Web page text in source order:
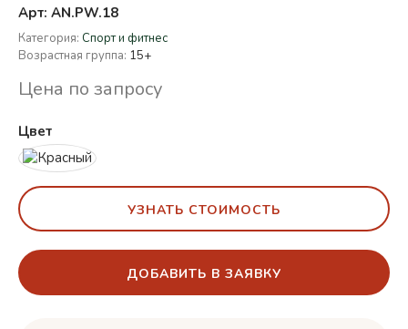
Арт: AN.PW.18
Категория: Спорт и фитнес
Возрастная группа: 15+
Цена по запросу
Цвет
УЗНАТЬ СТОИМОСТЬ
ДОБАВИТЬ В ЗАЯВКУ